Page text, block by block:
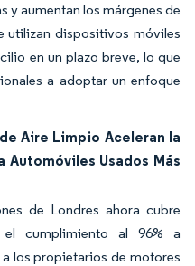
y aumentan los márgenes de
utilizan dispositivos móviles
en un plazo breve, lo que
a adoptar un enfoque
Aire Limpio Aceleran la
Automóviles Usados Más
de Londres ahora cubre
cumplimiento al 96% a
los propietarios de motores